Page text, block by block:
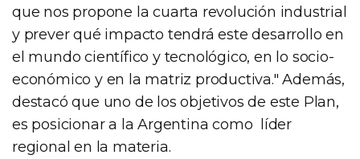
que nos propone la cuarta revolución industrial
y prever qué impacto tendrá este desarrollo en
el mundo científico y tecnológico, en lo socio-
económico y en la matriz productiva." Además,
destacó que uno de los objetivos de este Plan,
es posicionar a la Argentina como líder
regional en la materia.